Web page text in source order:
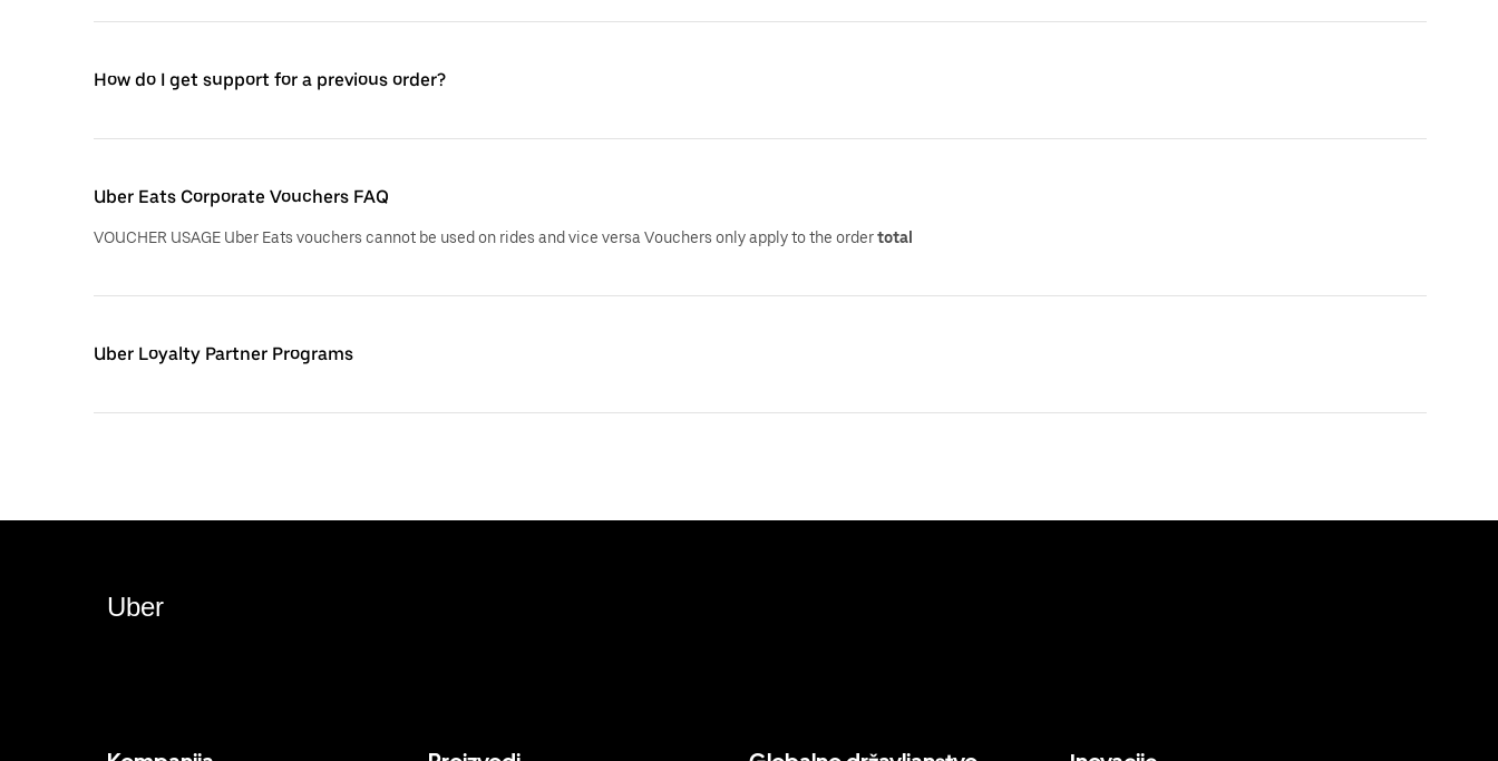
How do I get support for a previous order?
Uber Eats Corporate Vouchers FAQ
VOUCHER USAGE Uber Eats vouchers cannot be used on rides and vice versa Vouchers only apply to the ordertotal
Uber Loyalty Partner Programs
Uber